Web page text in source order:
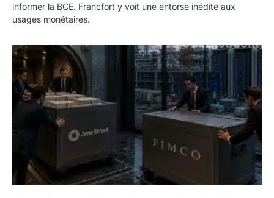
informer la BCE. Francfort y voit une entorse inédite aux
usages monétaires.
Jane Street négocie le transfert de 11 milliards de